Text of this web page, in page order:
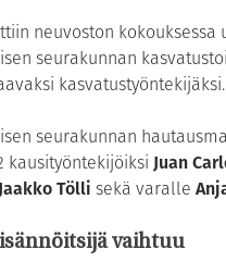
neuvoston kokouksessa
seurakunnan
kasvatustyöntekijäksi.
seurakunnan
kausityöntekijöiksiJuan
Tölli sekä varalle
vaihtuu